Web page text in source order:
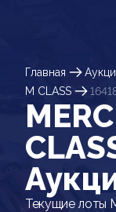
Главная
M CLASS
Текущие лоты